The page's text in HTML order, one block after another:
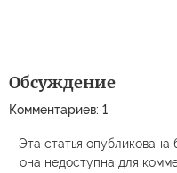
Обсуждение
Комментариев: 1
Эта статья опубликована
она недоступна для